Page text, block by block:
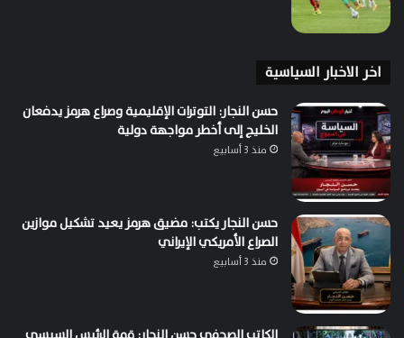
اخر الاخبار السياسية
حسن النجار: التوترات الإقليمية وصراع هرمز يدفعان
الخليج إلى أخطر مواجهة دولية
منذ 3 أسابيع
حسن النجار يكتب: مضيق هرمز يعيد تشكيل موازين
الصراع الأمريكي الإيراني
منذ 3 أسابيع